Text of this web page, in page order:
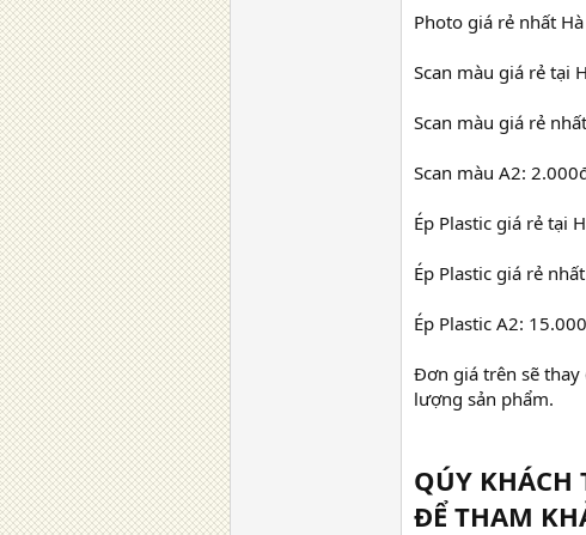
Photo giá rẻ nhất
Scan màu giá rẻ tại
Scan màu giá rẻ
Scan màu A2:
Ép Plastic giá rẻ tại
Ép Plastic giá rẻ
Ép Plastic A2:
Đơn giá trên sẽ thay
lượng sản phẩm.
QÚY KHÁCH
ĐỂ THAM